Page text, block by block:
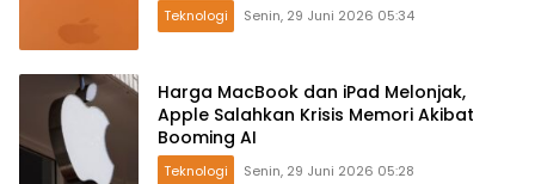
Teknologi Senin, 29 Juni 2026 05:34
Harga MacBook dan iPad Melonjak,
Apple Salahkan Krisis Memori Akibat
Booming AI
Teknologi Senin, 29 Juni 2026 05:28